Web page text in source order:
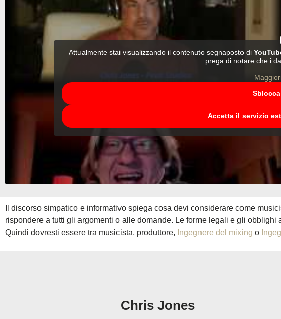
Attualmente stai visualizzando il contenuto segnaposto di
prega di notare che i
Accetta il servizio
Il discorso simpatico e informativo spiega cosa devi considerare come
rispondere a tutti gli argomenti o alle domande. Le forme legali e gli
Quindi dovresti essere tra musicista, produttore, Ingegnere del mixing o
Chris Jones